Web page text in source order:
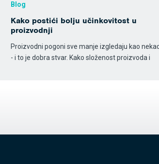
Blog
Kako postići bolju učinkovitost u
proizvodnji
Proizvodni pogoni sve manje izgledaju kao
- i to je dobra stvar. Kako složenost proizvoda i